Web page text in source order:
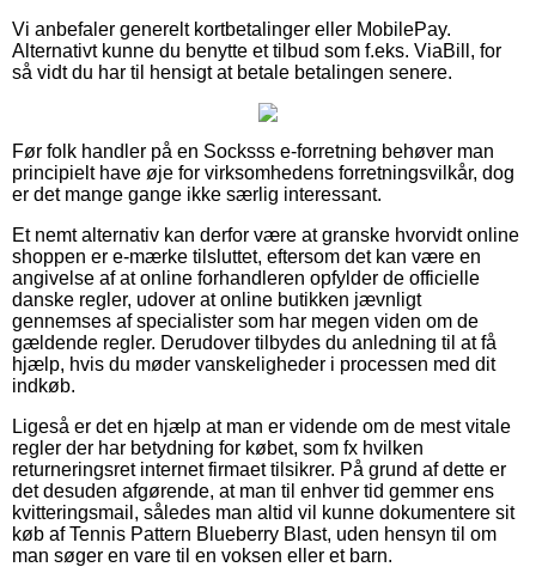
Vi anbefaler generelt kortbetalinger eller MobilePay.
Alternativt kunne du benytte et tilbud som f.eks. ViaBill, for
så vidt du har til hensigt at betale betalingen senere.
Før folk handler på en Socksss e-forretning behøver man
principielt have øje for virksomhedens forretningsvilkår, dog
er det mange gange ikke særlig interessant.
Et nemt alternativ kan derfor være at granske hvorvidt online
shoppen er e-mærke tilsluttet, eftersom det kan være en
angivelse af at online forhandleren opfylder de officielle
danske regler, udover at online butikken jævnligt
gennemses af specialister som har megen viden om de
gældende regler. Derudover tilbydes du anledning til at få
hjælp, hvis du møder vanskeligheder i processen med dit
indkøb.
Ligeså er det en hjælp at man er vidende om de mest vitale
regler der har betydning for købet, som fx hvilken
returneringsret internet firmaet tilsikrer. På grund af dette er
det desuden afgørende, at man til enhver tid gemmer ens
kvitteringsmail, således man altid vil kunne dokumentere sit
køb af Tennis Pattern Blueberry Blast, uden hensyn til om
man søger en vare til en voksen eller et barn.